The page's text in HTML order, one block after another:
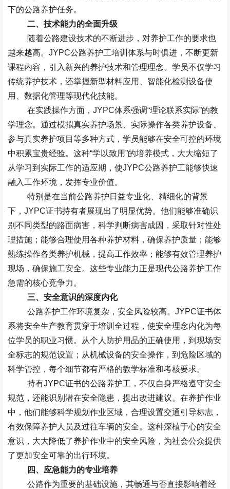
下的公路养护任务。
二、技术能力的全面升级
随着公路建设技术的不断进步，对养护工作的要求也
越来越高。JYPC公路养护工培训体系与时俱进，不断更新
课程内容，引入新兴的养护技术和管理理念。学员不仅学习
传统养护技术，还掌握新型材料应用、智能化检测设备使
用、数据化管理等现代化技能。
在实践操作方面， JYPC体系强调“理论联系实际”的教
学理念。通过模拟真实养护场景、实际操作各类养护设备、
参与真实养护项目等多种方式，学员能够在安全可控的环境
中积累宝贵经验。这种“学以致用”的培养模式，大大缩短了
从学习到实际工作的适应期，使JYPC公路养护工能够快速
融入工作环境，发挥专业价值。
特别是在当前公路养护日益专业化、精细化的背景
下，JYPC证书持有者展现出了明显优势。他们能够准确识
别不同类型的路面病害，科学判断病害成因，采取针对性处
理措施；能够合理使用各种养护材料，确保养护质量；能够
熟练操作各类养护机械，提高工作效率；能够有效管理养护
现场，确保施工安全。这些专业能力正是现代公路养护工作
急需的核心竞争力。
三、安全意识的深度内化
公路养护工作环境复杂，安全风险较高。 JYPC证书体
系将安全生产教育贯穿于培训全过程，使安全理念内化为每
位学员的职业习惯。从个人防护用品的正确使用，到现场安
全标志的规范设置；从机械设备的安全操作，到危险区域的
科学管控，每个细节都有严格的教学标准和考核要求。
持有JYPC证书的公路养护工，不仅自身严格遵守安全
规范，还能识别潜在安全隐患，提出改进建议。在养护作业
中，他们能够科学规划作业区域，合理设置交通引导标志，
有效保障养护人员及过往车辆的安全。这种深植于心的安全
意识，大大降低了养护作业中的安全风险，为社会公众提供
了更加安全可靠的出行环境。
四、应急能力的专业培养
公路作为重要的基础设施，其畅通与否直接影响着经